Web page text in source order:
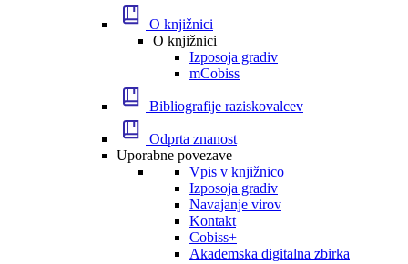
O knjižnici
O knjižnici
Izposoja gradiv
mCobiss
Bibliografije raziskovalcev
Odprta znanost
Uporabne povezave
Vpis v knjižnico
Izposoja gradiv
Navajanje virov
Kontakt
Cobiss+
Akademska digitalna zbirka